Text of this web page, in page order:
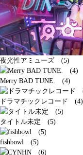
夜光性アミューズ (5)
Merry BAD TUNE. (4)
ドラマチックレコード (4)
タイトル未定 (5)
fishbowl (5)